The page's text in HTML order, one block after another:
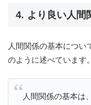
4. より良い人間
人間関係の基本につい
のように述べています。
人間関係の基本